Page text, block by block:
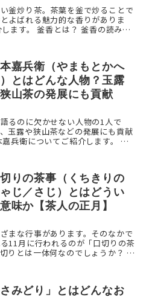
釜炒り茶。茶葉を釜で炒ることで
よばれる魅力的な香りがありま
ます。 釜香とは？ 釜香の読み方
嘉兵衛（やまもとかへ
とはどんな人物？玉露
山茶の発展にも貢献
るのに欠かせない人物の1人で
玉露や狭山茶などの発展にも貢献
兵衛についてご紹介します。 山
りの茶事（くちきりの
じ／さじ）とはどうい
味か【茶人の正月】
まな行事があります。そのなかで
11月に行われるのが「口切りの茶
りとは一体何なのでしょうか？ 今
さみどり」とはどんなお